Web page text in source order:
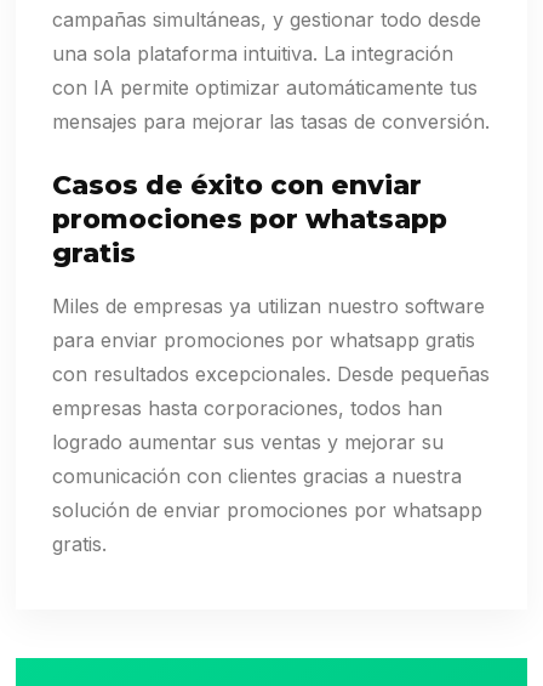
campañas simultáneas, y gestionar todo desde
una sola plataforma intuitiva. La integración
con IA permite optimizar automáticamente tus
mensajes para mejorar las tasas de conversión.
Casos de éxito con enviar
promociones por whatsapp
gratis
Miles de empresas ya utilizan nuestro software
para enviar promociones por whatsapp gratis
con resultados excepcionales. Desde pequeñas
empresas hasta corporaciones, todos han
logrado aumentar sus ventas y mejorar su
comunicación con clientes gracias a nuestra
solución de enviar promociones por whatsapp
gratis.